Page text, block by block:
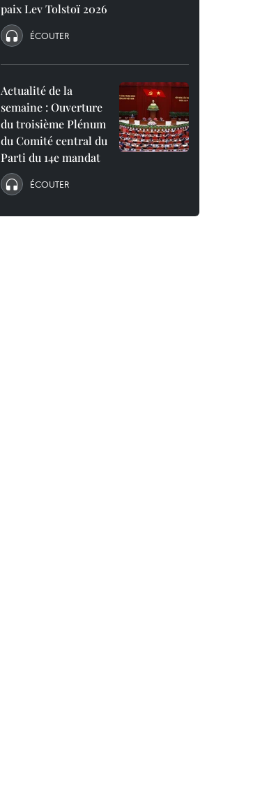
paix Lev Tolstoï 2026
ÉCOUTER
Actualité de la
semaine : Ouverture
du troisième Plénum
du Comité central du
Parti du 14e mandat
ÉCOUTER